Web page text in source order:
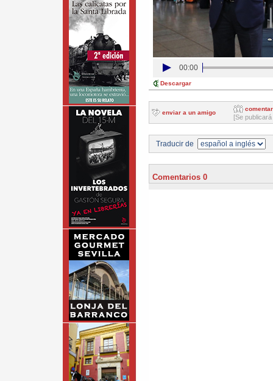
00:00
Descargar
enviar a un amigo
comentar
[Se
Traducir de
Comentarios 0